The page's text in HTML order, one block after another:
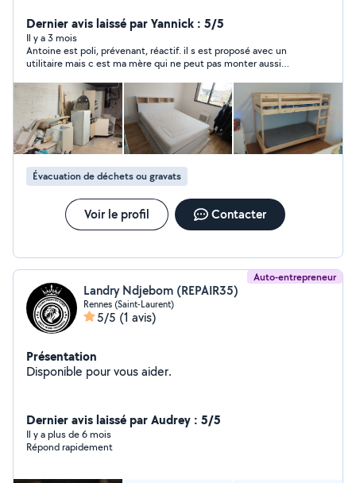
m'occupe également de l'entretien des jardins (tonte,
taille, plantation...). N'hésitez pas à le contacter si
besoin
Dernier avis laissé par Yannick : 5/5
Il y a 3 mois
Antoine est poli, prévenant, réactif. il s est proposé avec un
utilitaire mais c est ma mère qui ne peut pas monter aussi
sympa, courtois et n insiste pas. je le pense vraiment sérieux !
je comprends sa note globale de 4.9/5 certainement méritée !
Évacuation de déchets ou gravats
Voir le profil Contacter
Auto-entrepreneur
Landry Ndjebom (REPAIR35)
Rennes (Saint-Laurent)
5/5 (1 avis)
Présentation
Disponible pour vous aider.
Dernier avis laissé par Audrey : 5/5
Il y a plus de 6 mois
Répond rapidement